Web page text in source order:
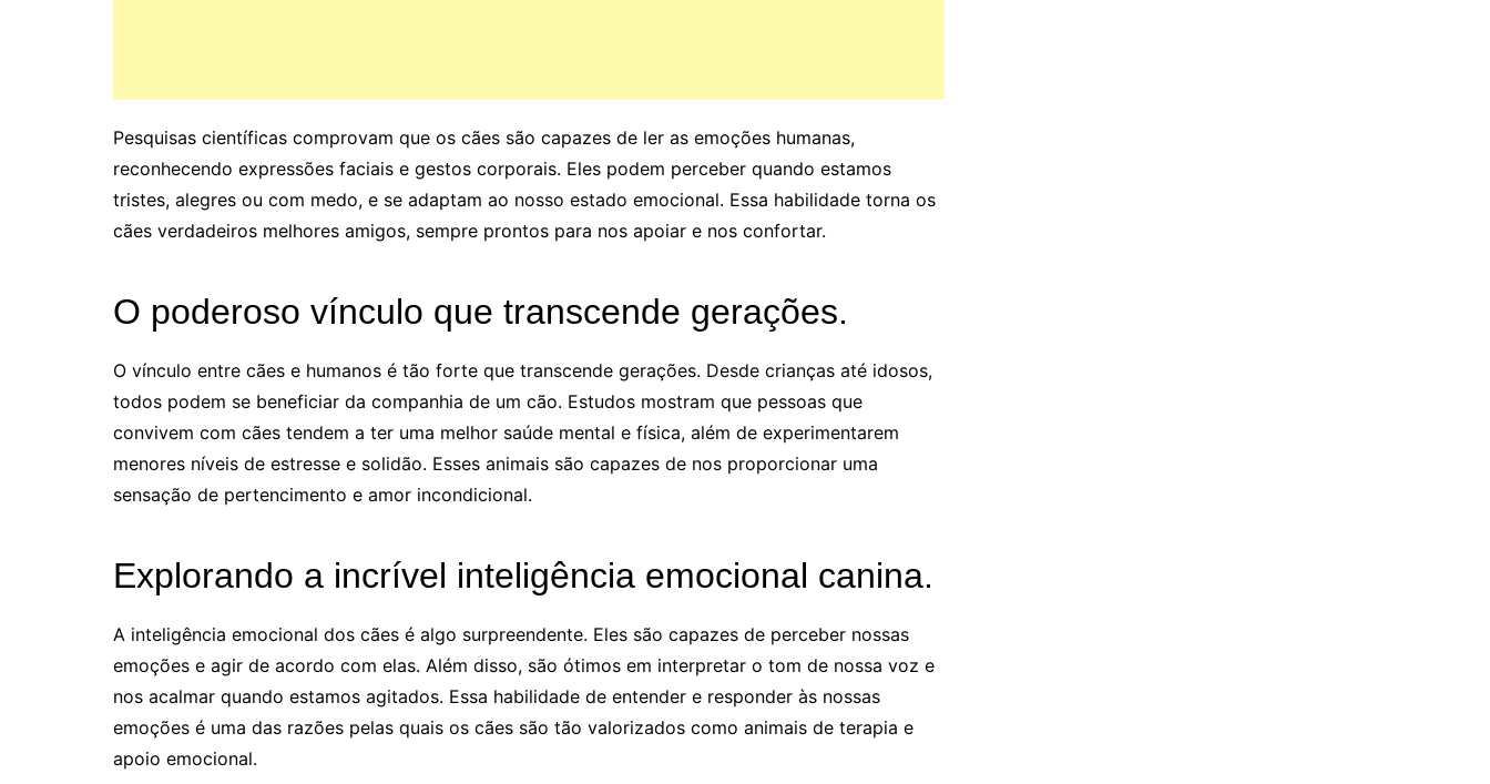
Pesquisas científicas comprovam que os cães são capazes de ler as emoções humanas,
reconhecendo expressões faciais e gestos corporais. Eles podem perceber quando estamos
tristes, alegres ou com medo, e se adaptam ao nosso estado emocional. Essa habilidade torna os
cães verdadeiros melhores amigos, sempre prontos para nos apoiar e nos confortar.
O poderoso vínculo que transcende gerações.
O vínculo entre cães e humanos é tão forte que transcende gerações. Desde crianças até idosos,
todos podem se beneficiar da companhia de um cão. Estudos mostram que pessoas que
convivem com cães tendem a ter uma melhor saúde mental e física, além de experimentarem
menores níveis de estresse e solidão. Esses animais são capazes de nos proporcionar uma
sensação de pertencimento e amor incondicional.
Explorando a incrível inteligência emocional canina.
A inteligência emocional dos cães é algo surpreendente. Eles são capazes de perceber nossas
emoções e agir de acordo com elas. Além disso, são ótimos em interpretar o tom de nossa voz e
nos acalmar quando estamos agitados. Essa habilidade de entender e responder às nossas
emoções é uma das razões pelas quais os cães são tão valorizados como animais de terapia e
apoio emocional.